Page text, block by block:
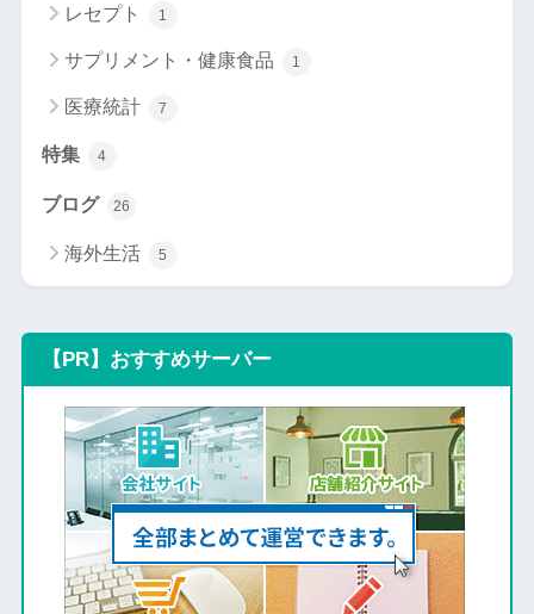
レセプト 1
サプリメント・健康食品 1
医療統計 7
特集 4
ブログ 26
海外生活 5
【PR】おすすめサーバー